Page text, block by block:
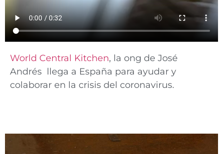
World Central Kitchen, la ong de José
Andrés llega a España para ayudar y
colaborar en la crisis del coronavirus.